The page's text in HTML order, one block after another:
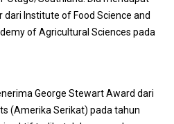
Institute of Food Science and
of Agricultural Sciences pada
George Stewart Award dari
(Amerika Serikat) pada tahun